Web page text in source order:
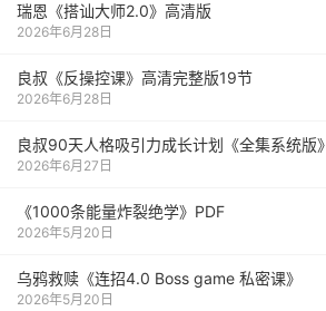
瑞恩《搭讪大师2.0》高清版
2026年6月28日
良叔《反操控课》高清完整版19节
2026年6月28日
良叔90天人格吸引力成长计划《全集系统版》
2026年6月27日
《1000‮能条‬‎量‮裂炸‬‎绝学》PDF
2026年5月20日
乌鸦救赎《连招4.0 Boss game 私密课》
2026年5月20日